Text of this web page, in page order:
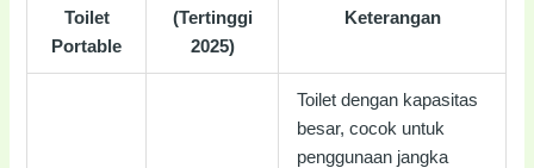
Toilet
Portable
(Tertinggi
2025)
Keterangan
Toilet dengan kapasitas
besar, cocok untuk
penggunaan jangka